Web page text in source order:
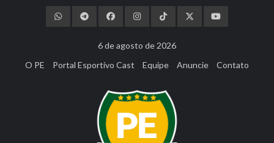
6 de agosto de 2026
O PE
Portal Esportivo Cast Equipe Anuncie Contato